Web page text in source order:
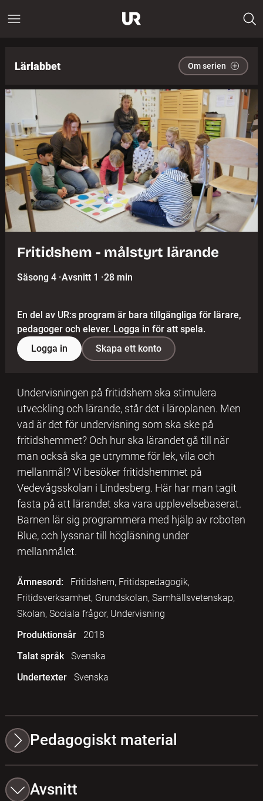
Lärlabbet Om serien
Fritidshem - målstyrt lärande
Säsong 4 ·Avsnitt 1 ·28 min
En del av UR:s program är bara tillgängliga för lärare,
pedagoger och elever. Logga in för att spela.
Logga in
Skapa ett konto
Undervisningen på fritidshem ska stimulera
utveckling och lärande, står det i läroplanen. Men
vad är det för undervisning som ska ske på
fritidshemmet? Och hur ska lärandet gå till när
man också ska ge utrymme för lek, vila och
mellanmål? Vi besöker fritidshemmet på
Vedevågsskolan i Lindesberg. Här har man tagit
fasta på att lärandet ska vara upplevelsebaserat.
Barnen lär sig programmera med hjälp av roboten
Blue, och lyssnar till högläsning under
mellanmålet.
Ämnesord:
Fritidshem, Fritidspedagogik,
Fritidsverksamhet, Grundskolan, Samhällsvetenskap,
Skolan, Sociala frågor, Undervisning
Produktionsår
2018
Talat språk
Svenska
Undertexter
Svenska
Pedagogiskt material
Avsnitt